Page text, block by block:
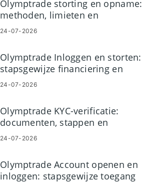
Olymptrade storting en opname:
methoden, limieten en
verwerkingstijden
24-07-2026
Olymptrade Inloggen en storten:
stapsgewijze financiering en
limieten
24-07-2026
Olymptrade KYC-verificatie:
documenten, stappen en
goedkeuring
24-07-2026
Olymptrade Account openen en
inloggen: stapsgewijze toegang